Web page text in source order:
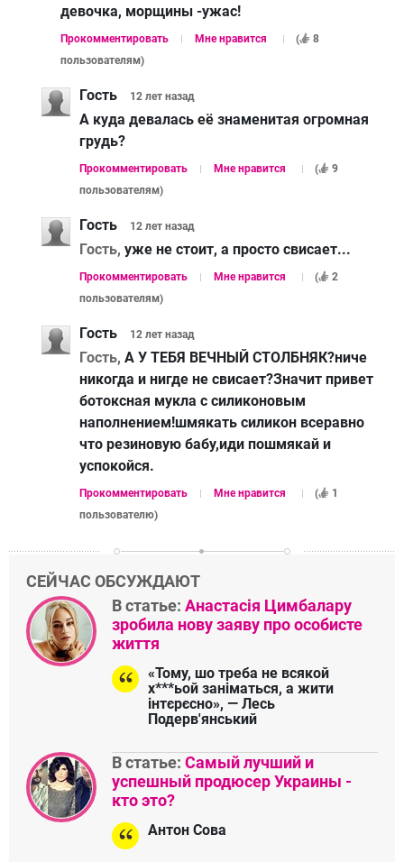
девочка, морщины -ужас!
Прокомментировать Мне нравится (
8
пользователям)
Гость 12 лет назад
А куда девалась её знаменитая огромная
грудь?
Прокомментировать Мне нравится (
9
пользователям)
Гость 12 лет назад
Гость, уже не стоит, а просто свисает...
Прокомментировать Мне нравится (
2
пользователям)
Гость 12 лет назад
Гость, А У ТЕБЯ ВЕЧНЫЙ СТОЛБНЯК?ниче
никогда и нигде не свисает?Значит привет
ботоксная мукла с силиконовым
наполнением!шмякать силикон всеравно
что резиновую бабу,иди пошмякай и
успокойся.
Прокомментировать Мне нравится (
1
пользователю)
СЕЙЧАС ОБСУЖДАЮТ
В статье: Анастасія Цимбалару
зробила нову заяву про особисте
життя
«Тому, шо треба не всякой
х***ьой заніматься, а жити
інтєрєсно», — Лесь
Подерв'янський
В статье: Самый лучший и
успешный продюсер Украины -
кто это?
Антон Сова